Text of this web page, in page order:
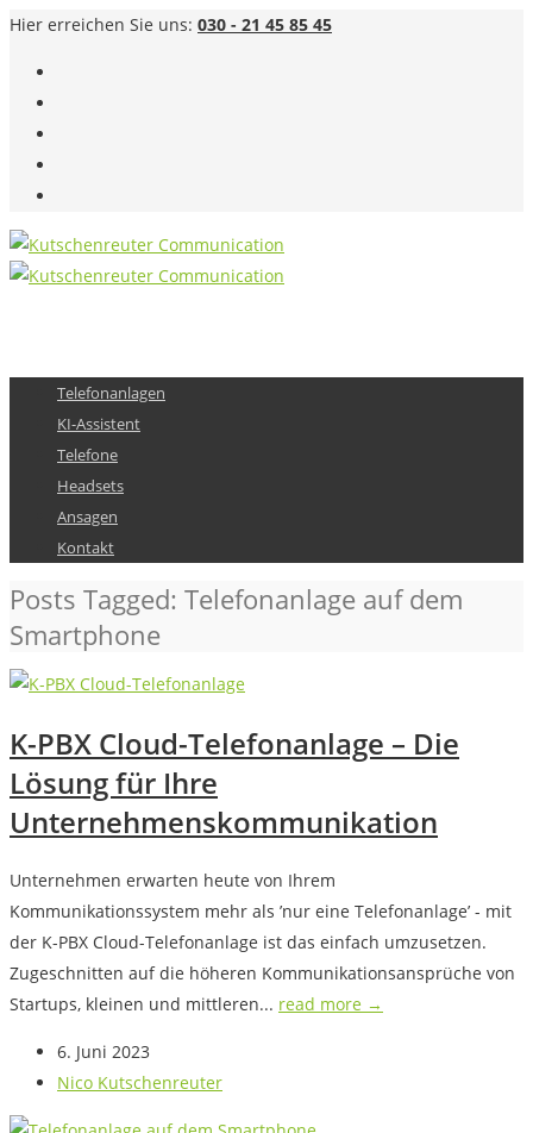
Hier erreichen Sie uns: 030 - 21 45 85 45
Telefonanlagen
KI-Assistent
Telefone
Headsets
Ansagen
Kontakt
Posts Tagged: Telefonanlage auf dem
Smartphone
K-PBX Cloud-Telefonanlage – Die
Lösung für Ihre
Unternehmenskommunikation
Unternehmen erwarten heute von Ihrem
Kommunikationssystem mehr als ’nur eine Telefonanlage’ - mit
der K-PBX Cloud-Telefonanlage ist das einfach umzusetzen.
Zugeschnitten auf die höheren Kommunikationsansprüche von
Startups, kleinen und mittleren... read more →
6. Juni 2023
Nico Kutschenreuter